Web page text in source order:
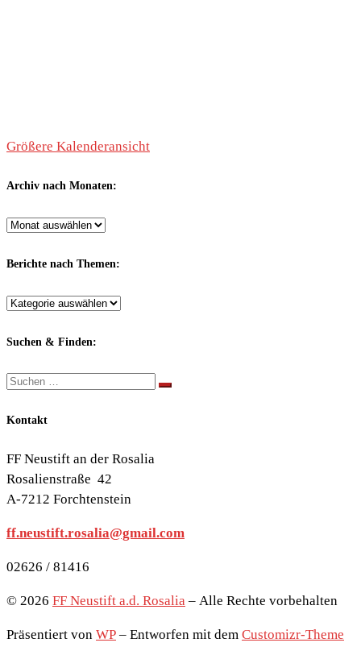
Größere Kalenderansicht
Archiv nach Monaten:
Archiv
Monaten:
Berichte nach Themen:
Berichte
Themen:
Suchen & Finden:
Suche
Suchen …
Kontakt
FF Neustift an der Rosalia
Rosalienstraße 42
A-7212 Forchtenstein
ff.neustift.rosalia@gmail.com
02626 / 81416
© 2026 FF Neustift a.d. Rosalia – Alle Rechte vorbehalten
Präsentiert von WP – Entworfen mit dem Customizr-Theme